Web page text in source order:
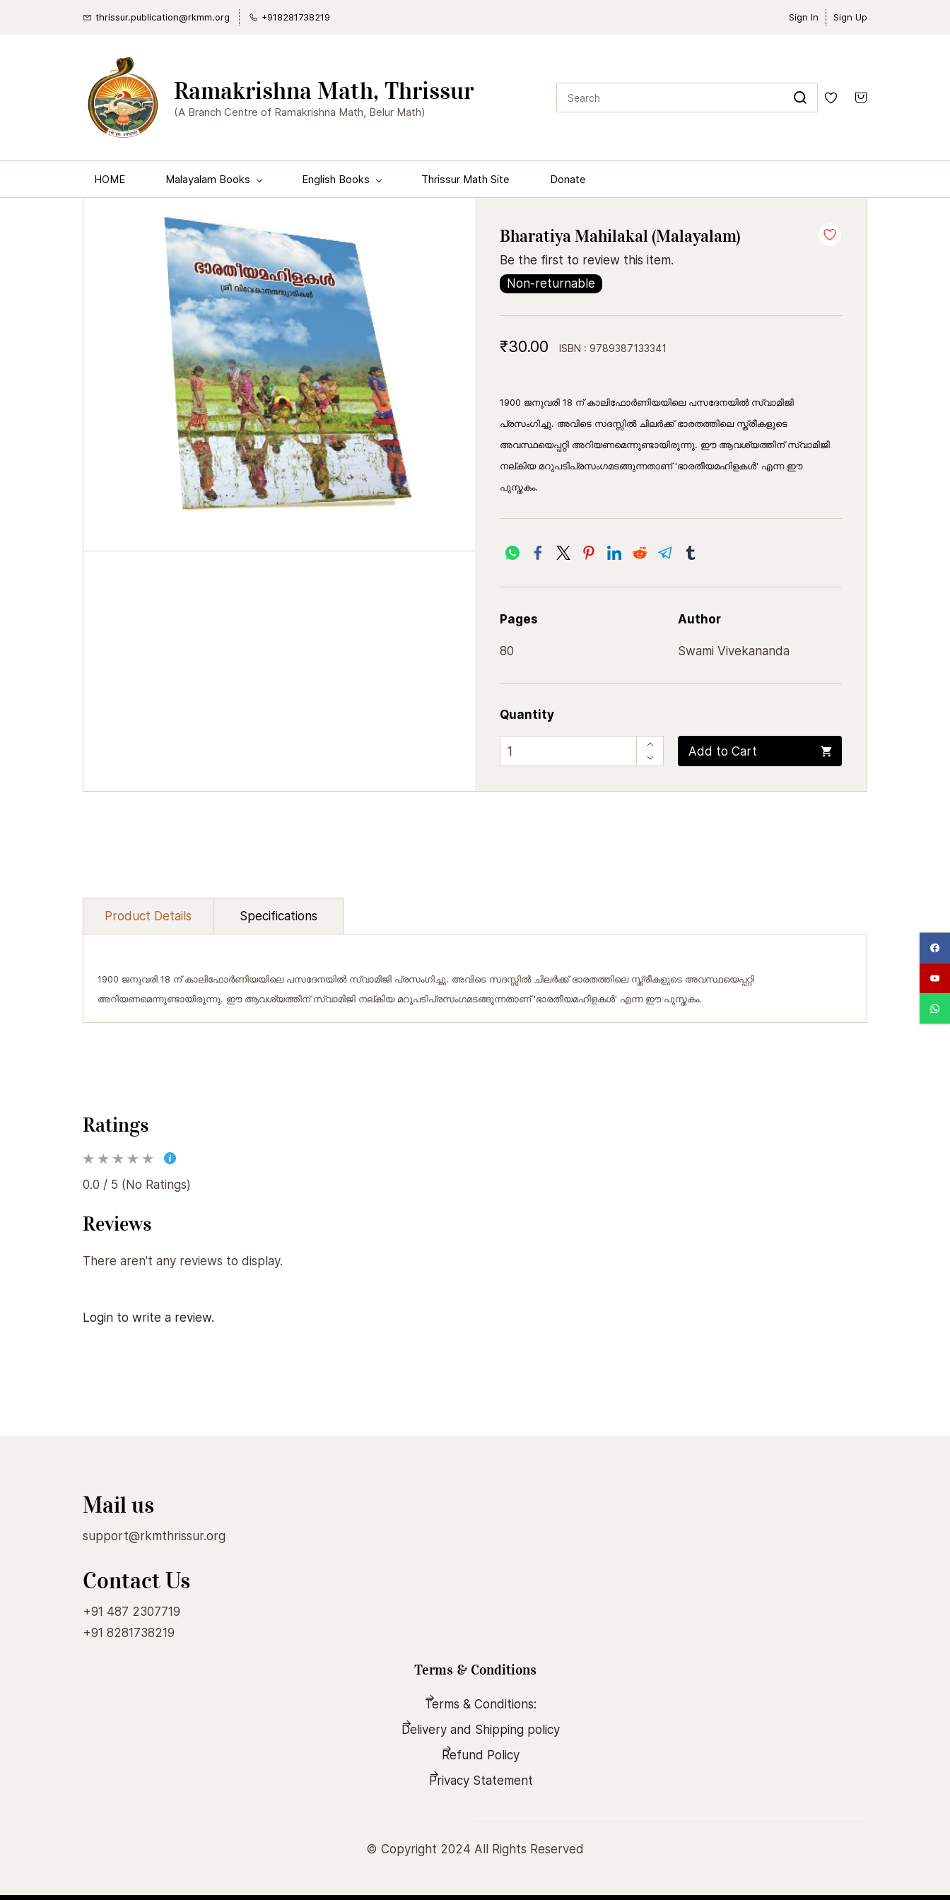
thrissur.publication@rkmm.org +918281738219 Sign In Sign Up
Ramakrishna Math, Thrissur
(A Branch Centre of Ramakrishna Math, Belur Math)
HOME Malayalam Books English Books Thrissur Math Site Donate
Bharatiya Mahilakal (Malayalam)
Be the first to review this item.
Non-returnable
₹30.00 ISBN : 9789387133341
1900 ജനുവരി 18 ന് കാലിഫോര്‍ണിയയിലെ പസദേനയില്‍ സ്വാമിജി
പ്രസംഗിച്ചു. അവിടെ സദസ്സില്‍ ചിലര്‍ക്ക് ഭാരതത്തിലെ സ്ത്രീകളുടെ
അവസ്ഥയെപ്പറ്റി അറിയണമെന്നുണ്ടായിരുന്നു. ഈ ആവശ്യത്തിന് സ്വാമിജി
നല്കിയ മറുപടിപ്രസംഗമടങ്ങുന്നതാണ് 'ഭാരതീയമഹിളകള്‍' എന്ന ഈ
പുസ്തകം.
Pages
80
Author
Swami Vivekananda
Quantity
Add to Cart
Product Details Specifications
1900 ജനുവരി 18 ന് കാലിഫോര്‍ണിയയിലെ പസദേനയില്‍ സ്വാമിജി പ്രസംഗിച്ചു. അവിടെ സദസ്സില്‍ ചിലര്‍ക്ക് ഭാരതത്തിലെ സ്ത്രീകളുടെ അവസ്ഥയെപ്പറ്റി
അറിയണമെന്നുണ്ടായിരുന്നു. ഈ ആവശ്യത്തിന് സ്വാമിജി നല്കിയ മറുപടിപ്രസംഗമടങ്ങുന്നതാണ് 'ഭാരതീയമഹിളകള്‍' എന്ന ഈ പുസ്തകം.
Ratings
0.0 / 5 (No Ratings)
Reviews
There aren't any reviews to display.
Login to write a review.
Mail us
support@rkmthrissur.org
Contact Us
+91 487 2307719
+91 8281738219
Terms & Conditions
Terms & Conditions:
Delivery and Shipping policy
Refund Policy
Privacy Statement
© Copyright 2024 All Rights Reserved